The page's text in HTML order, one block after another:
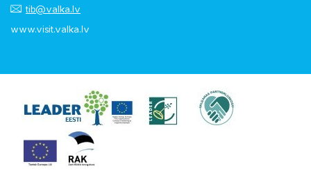
tib@valka.lv
www.visit.valka.lv